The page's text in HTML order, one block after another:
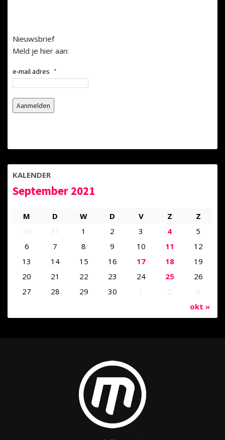
Nieuwsbrief
Meld je hier aan:
e-mail adres *
KALENDER
September 2021
okt »
M D W D V Z
Z
30
31 1 2 3 4
5
6
7 8 9 10 11
12
13
14 15 16 17 18
19
20
21 22 23 24 25
26
27
28 29 30 1 2 3